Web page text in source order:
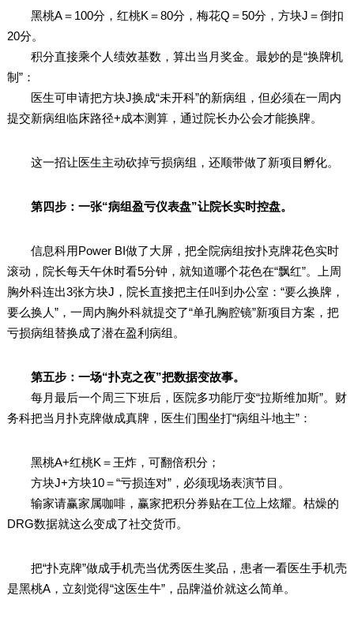
黑桃A＝100分，红桃K＝80分，梅花Q＝50分，方块J＝倒扣
20分。
积分直接乘个人绩效基数，算出当月奖金。最妙的是“换牌机
制”：
医生可申请把方块J换成“未开科”的新病组，但必须在一周内
提交新病组临床路径+成本测算，通过院长办公会才能换牌。
这一招让医生主动砍掉亏损病组，还顺带做了新项目孵化。
第四步：一张“病组盈亏仪表盘”让院长实时控盘。
信息科用Power BI做了大屏，把全院病组按扑克牌花色实时
滚动，院长每天午休时看5分钟，就知道哪个花色在“飘红”。上周
胸外科连出3张方块J，院长直接把主任叫到办公室：“要么换牌，
要么换人”，一周内胸外科就提交了“单孔胸腔镜”新项目方案，把
亏损病组替换成了潜在盈利病组。
第五步：一场“扑克之夜”把数据变故事。
每月最后一个周三下班后，医院多功能厅变“拉斯维加斯”。财
务科把当月扑克牌做成真牌，医生们围坐打“病组斗地主”：
黑桃A+红桃K＝王炸，可翻倍积分；
方块J+方块10＝“亏损连对”，必须现场表演节目。
输家请赢家属咖啡，赢家把积分券贴在工位上炫耀。枯燥的
DRG数据就这么变成了社交货币。
把“扑克牌”做成手机壳当优秀医生奖品，患者一看医生手机壳
是黑桃A，立刻觉得“这医生牛”，品牌溢价就这么简单。